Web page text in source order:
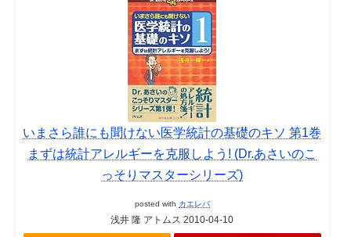
いまさら誰にも聞けない医学統計の基礎のキソ 第1巻
まずは統計アレルギーを克服しよう! (Dr.あさいのこ
っそりマスターシリーズ)
posted with カエレバ
浅井 隆 アトムス 2010-04-10